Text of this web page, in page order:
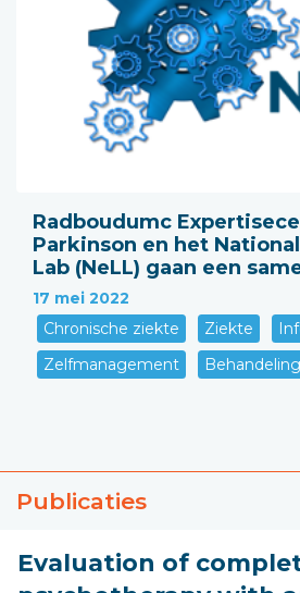
Radboudumc
Parkinson en het
Lab (NeLL) gaan een
17 mei 2022
Chronische ziekte
Ziekte
Zelfmanagement
Behandeling
Publicaties
Evaluation of